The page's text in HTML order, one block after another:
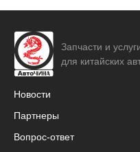
Запчасти и
для китайских
Новости
Партнеры
Вопрос-ответ